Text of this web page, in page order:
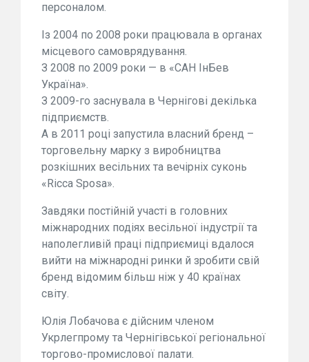
персоналом.
Із 2004 по 2008 роки працювала в органах
місцевого самоврядування.
З 2008 по 2009 роки — в «САН ІнБев
Україна».
З 2009-го заснувала в Чернігові декілька
підприємств.
А в 2011 році запустила власний бренд –
торговельну марку з виробництва
розкішних весільних та вечірніх суконь
«Ricca Sposa».
Завдяки постійній участі в головних
міжнародних подіях весільної індустрії та
наполегливій праці підприємиці вдалося
вийти на міжнародні ринки й зробити свій
бренд відомим більш ніж у 40 країнах
світу.
Юлія Лобачова є дійсним членом
Укрлегпрому та Чернігівської регіональної
торгово-промислової палати.